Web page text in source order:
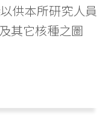
供本所研究人員
其它核種之圖